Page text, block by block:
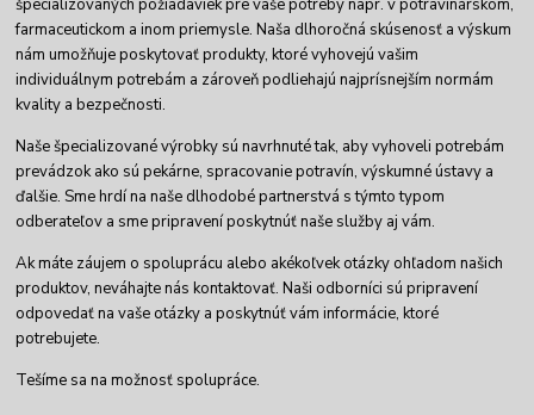
špecializovaných požiadaviek pre vaše potreby napr. v potravinárskom,
farmaceutickom a inom priemysle. Naša dlhoročná skúsenosť a výskum
nám umožňuje poskytovať produkty, ktoré vyhovejú vašim
individuálnym potrebám a zároveň podliehajú najprísnejším normám
kvality a bezpečnosti.
Naše špecializované výrobky sú navrhnuté tak, aby vyhoveli potrebám
prevádzok ako sú pekárne, spracovanie potravín, výskumné ústavy a
ďalšie. Sme hrdí na naše dlhodobé partnerstvá s týmto typom
odberateľov a sme pripravení poskytnúť naše služby aj vám.
Ak máte záujem o spoluprácu alebo akékoľvek otázky ohľadom našich
produktov, neváhajte nás kontaktovať. Naši odborníci sú pripravení
odpovedať na vaše otázky a poskytnúť vám informácie, ktoré
potrebujete.
Tešíme sa na možnosť spolupráce.